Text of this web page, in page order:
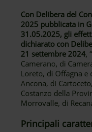
Con Delibera del
2025 pubblicata in
31.05.2025, gli
dichiarato con
21 settembre 2024,
Camerano, di
Loreto, di Offagna
Ancona, di
Costanzo della
Morrovalle, di
Principali